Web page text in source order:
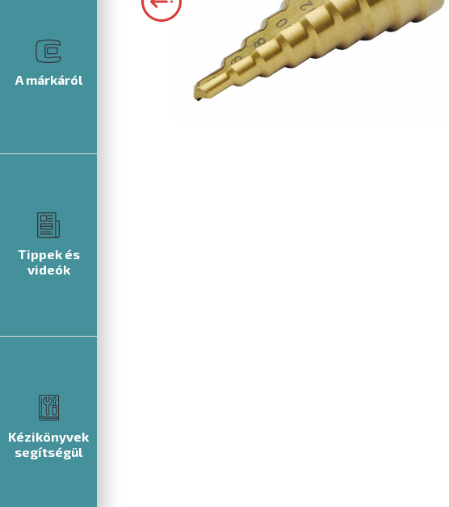
A márkáról
Tippek és
videók
Kézikönyvek
segítségül